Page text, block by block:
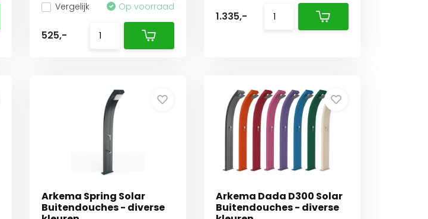
Vergelijk Op voorraad
525,-
1.335,-
Arkema Spring Solar
Buitendouches - diverse
Arkema Dada D300 Solar
Buitendouches - diverse